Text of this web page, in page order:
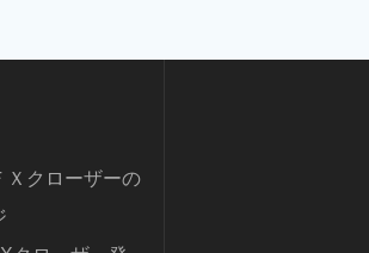
Ｘクローザーの